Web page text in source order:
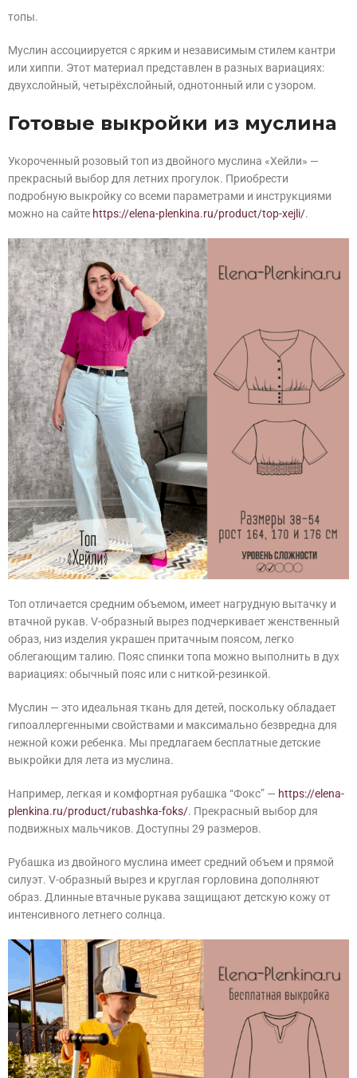
топы.
Муслин ассоциируется с ярким и независимым стилем кантри
или хиппи. Этот материал представлен в разных вариациях:
двухслойный, четырёхслойный, однотонный или с узором.
Готовые выкройки из муслина
Укороченный розовый топ из двойного муслина «Хейли» —
прекрасный выбор для летних прогулок. Приобрести
подробную выкройку со всеми параметрами и инструкциями
можно на сайте https://elena-plenkina.ru/product/top-xejli/.
Топ отличается средним объемом, имеет нагрудную вытачку и
втачной рукав. V-образный вырез подчеркивает женственный
образ, низ изделия украшен притачным поясом, легко
облегающим талию. Пояс спинки топа можно выполнить в дух
вариациях: обычный пояс или с ниткой-резинкой.
Муслин — это идеальная ткань для детей, поскольку обладает
гипоаллергенными свойствами и максимально безвредна для
нежной кожи ребенка. Мы предлагаем бесплатные детские
выкройки для лета из муслина.
Например, легкая и комфортная рубашка “Фокс” — https://elena-
plenkina.ru/product/rubashka-foks/. Прекрасный выбор для
подвижных мальчиков. Доступны 29 размеров.
Рубашка из двойного муслина имеет средний объем и прямой
силуэт. V-образный вырез и круглая горловина дополняют
образ. Длинные втачные рукава защищают детскую кожу от
интенсивного летнего солнца.